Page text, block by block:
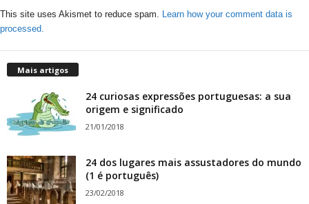
This site uses Akismet to reduce spam. Learn how your comment data is
processed.
Mais artigos
24 curiosas expressões portuguesas: a sua
origem e significado
21/01/2018
24 dos lugares mais assustadores do mundo
(1 é português)
23/02/2018